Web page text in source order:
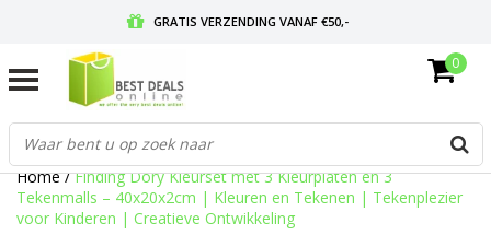
GRATIS VERZENDING VANAF €50,-
GRATIS RETOURNEREN EN 30 DAGEN BEDENKTIJD
0
Home/Finding Dory Kleurset met 3 Kleurplaten en 3
Tekenmalls – 40x20x2cm | Kleuren en Tekenen | Tekenplezier
voor Kinderen | Creatieve Ontwikkeling